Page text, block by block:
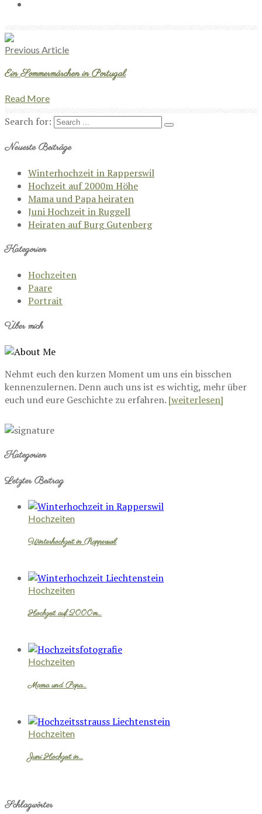
Previous Article
Ein Sommermärchen in Portugal
Read More
Search for:
Neueste Beiträge
Winterhochzeit in Rapperswil
Hochzeit auf 2000m Höhe
Mama und Papa heiraten
Juni Hochzeit in Ruggell
Heiraten auf Burg Gutenberg
Kategorien
Hochzeiten
Paare
Portrait
Über mich
Nehmt euch den kurzen Moment um uns ein bisschen
kennenzulernen. Denn auch uns ist es wichtig, mehr über
euch und eure Geschichte zu erfahren. [weiterlesen]
Kategorien
Letzter Beitrag
Hochzeiten
Winterhochzeit in Rapperswil
Hochzeiten
Hochzeit auf 2000m…
Hochzeiten
Mama und Papa…
Hochzeiten
Juni Hochzeit in…
Schlagwörter